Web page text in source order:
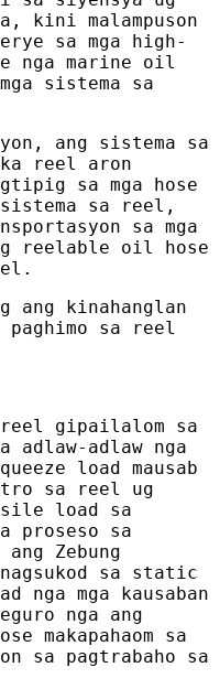
kini malampuson
sa mga high-
nga marine oil
sistema sa
ang sistema sa
ka reel aron
sa mga hose
sa reel,
sa mga
reelable oil hose
ang kinahanglan
paghimo sa reel
reel gipailalom sa
adlaw-adlaw nga
load mausab
sa reel ug
load sa
proseso sa
Zebung
sa static
nga mga kausaban
nga ang
makapahaom sa
sa pagtrabaho sa